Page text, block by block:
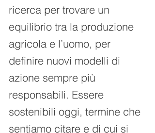
ricerca per trovare un
equilibrio tra la produzione
agricola e l’uomo, per
definire nuovi modelli di
azione sempre più
responsabili. Essere
sostenibili oggi, termine che
sentiamo citare e di cui si